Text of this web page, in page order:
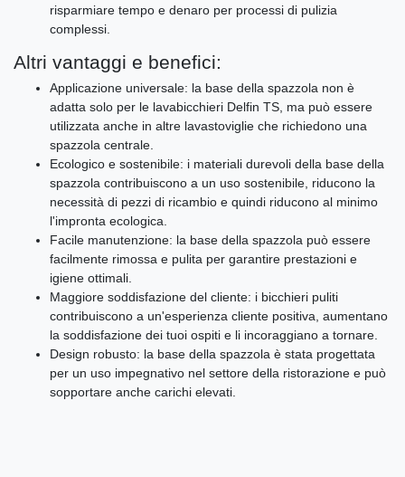
risparmiare tempo e denaro per processi di pulizia
complessi.
Altri vantaggi e benefici:
Applicazione universale: la base della spazzola non è
adatta solo per le lavabicchieri Delfin TS, ma può essere
utilizzata anche in altre lavastoviglie che richiedono una
spazzola centrale.
Ecologico e sostenibile: i materiali durevoli della base della
spazzola contribuiscono a un uso sostenibile, riducono la
necessità di pezzi di ricambio e quindi riducono al minimo
l'impronta ecologica.
Facile manutenzione: la base della spazzola può essere
facilmente rimossa e pulita per garantire prestazioni e
igiene ottimali.
Maggiore soddisfazione del cliente: i bicchieri puliti
contribuiscono a un'esperienza cliente positiva, aumentano
la soddisfazione dei tuoi ospiti e li incoraggiano a tornare.
Design robusto: la base della spazzola è stata progettata
per un uso impegnativo nel settore della ristorazione e può
sopportare anche carichi elevati.